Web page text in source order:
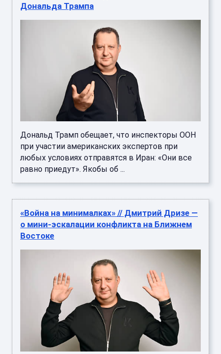
Дональда Трампа
Дональд Трамп обещает, что инспекторы ООН
при участии американских экспертов при
любых условиях отправятся в Иран: «Они все
равно приедут». Якобы об ...
«Война на минималках» // Дмитрий Дризе —
о мини-эскалации конфликта на Ближнем
Востоке